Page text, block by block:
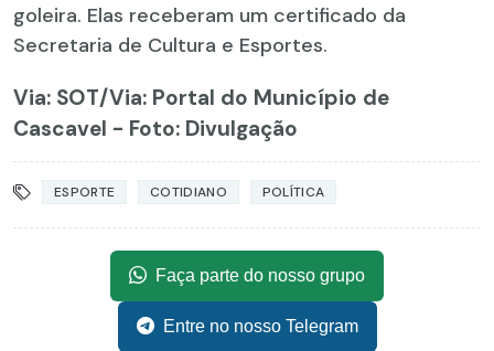
goleira. Elas receberam um certificado da
Secretaria de Cultura e Esportes.
Via: SOT/Via: Portal do Município de
Cascavel - Foto: Divulgação
ESPORTE COTIDIANO POLÍTICA
Faça parte do nosso grupo
Entre no nosso Telegram